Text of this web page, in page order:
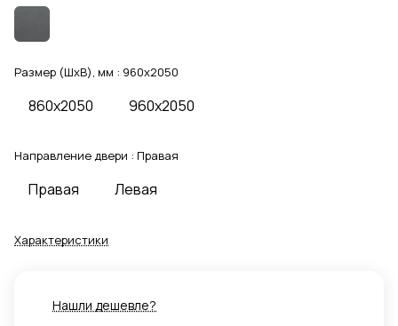
Размер (ШхВ), мм : 960x2050
860x2050 960x2050
Направление двери : Правая
Правая Левая
Характеристики
Нашли дешевле?